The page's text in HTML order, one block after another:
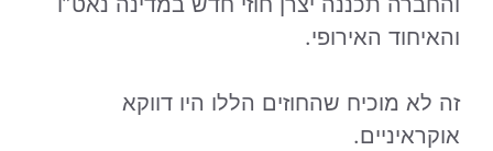
והאיחוד האירופי.
זה לא מוכיח שהחוזים הללו היו דווקא
אוקראיניים.